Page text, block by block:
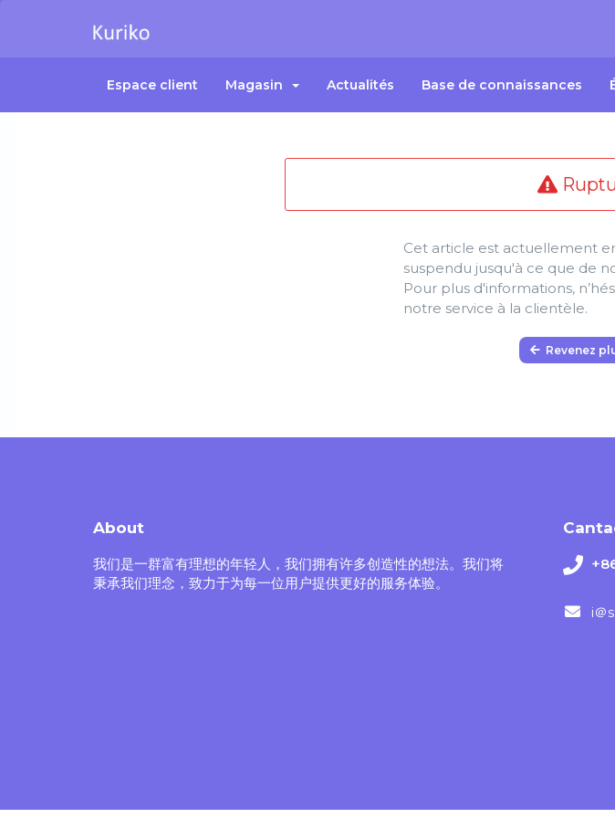
Espace client Magasin Actualités Base de connaissances
Cet article est actuellement
suspendu jusqu'à ce que de
Pour plus d'informations,
notre service à la clientèle.
Revenez
About
我们是一群富有理想的年轻人，我们拥有许多创造性的想法。我们将
秉承我们理念，致力于为每一位用户提供更好的服务体验。
i＠